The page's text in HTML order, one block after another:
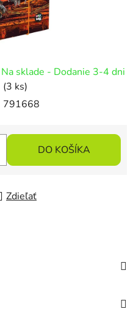
Na sklade - Dodanie 3-4 dni
(3 ks)
791668
DO KOŠÍKA
Zdieľať